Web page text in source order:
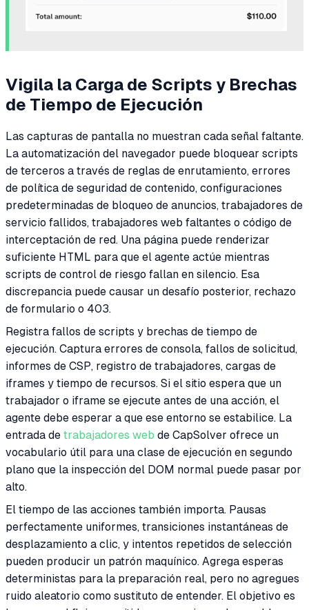
Vigila la Carga de Scripts y Brechas
de Tiempo de Ejecución
Las capturas de pantalla no muestran cada señal faltante.
La automatización del navegador puede bloquear scripts
de terceros a través de reglas de enrutamiento, errores
de política de seguridad de contenido, configuraciones
predeterminadas de bloqueo de anuncios, trabajadores de
servicio fallidos, trabajadores web faltantes o código de
interceptación de red. Una página puede renderizar
suficiente HTML para que el agente actúe mientras
scripts de control de riesgo fallan en silencio. Esa
discrepancia puede causar un desafío posterior, rechazo
de formulario o 403.
Registra fallos de scripts y brechas de tiempo de
ejecución. Captura errores de consola, fallos de solicitud,
informes de CSP, registro de trabajadores, cargas de
iframes y tiempo de recursos. Si el sitio espera que un
trabajador o iframe se ejecute antes de una acción, el
agente debe esperar a que ese entorno se estabilice. La
entrada de trabajadores web de CapSolver ofrece un
vocabulario útil para una clase de ejecución en segundo
plano que la inspección del DOM normal puede pasar por
alto.
El tiempo de las acciones también importa. Pausas
perfectamente uniformes, transiciones instantáneas de
desplazamiento a clic, y intentos repetidos de selección
pueden producir un patrón maquínico. Agrega esperas
deterministas para la preparación real, pero no agregues
ruido aleatorio como sustituto de entender. El objetivo es